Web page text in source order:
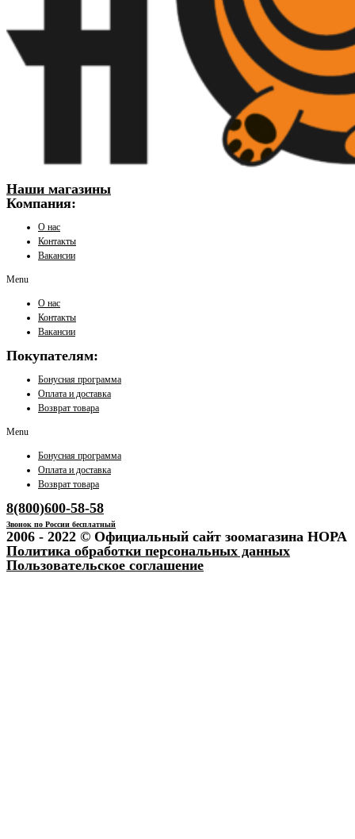
Наши магазины
Компания:
О нас
Контакты
Вакансии
Menu
О нас
Контакты
Вакансии
Покупателям:
Бонусная программа
Оплата и доставка
Возврат товара
Menu
Бонусная программа
Оплата и доставка
Возврат товара
8(800)600-58-58
Звонок по России бесплатный
2006 - 2022 © Официальный сайт зоомагазина НОРА
Политика обработки персональных данных
Пользовательское соглашение